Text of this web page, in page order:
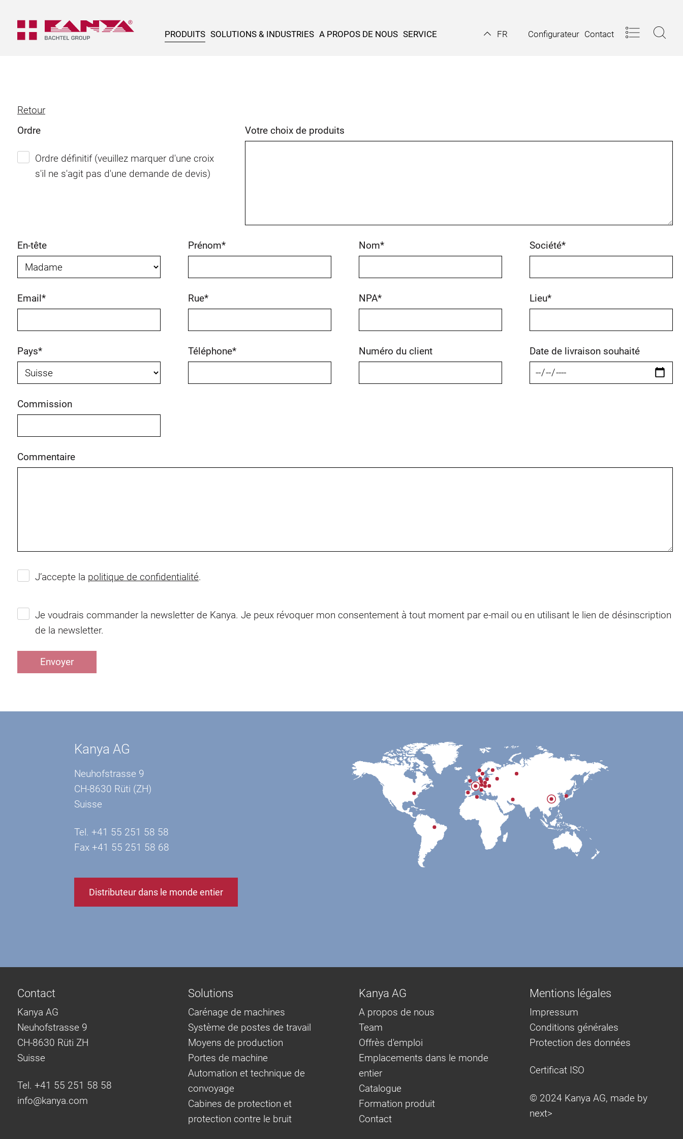
PRODUITS SOLUTIONS & INDUSTRIES A PROPOS DE NOUS SERVICE FR Configurateur Contact
Retour
Ordre
Ordre définitif (veuillez marquer d'une croix
s'il ne s'agit pas d'une demande de devis)
Votre choix de produits
En-tête Prénom* Nom* Société*
Email* Rue* NPA* Lieu*
Pays* Téléphone* Numéro du client Date de livraison souhaité
Commission
Commentaire
J’accepte la politique de confidentialité.
Je voudrais commander la newsletter de Kanya. Je peux révoquer mon consentement à tout moment par e-mail ou en utilisant le lien de désinscription
de la newsletter.
Kanya AG
Neuhofstrasse 9
CH-8630 Rüti (ZH)
Suisse
Tel. +41 55 251 58 58
Fax +41 55 251 58 68
Distributeur dans le monde entier
Contact
Kanya AG
Neuhofstrasse 9
CH-8630 Rüti ZH
Suisse
Tel. +41 55 251 58 58
info@kanya.com
Solutions
Carénage de machines
Système de postes de travail
Moyens de production
Portes de machine
Automation et technique de
convoyage
Cabines de protection et
protection contre le bruit
Kanya AG
A propos de nous
Team
Offrès d'emploi
Emplacements dans le monde
entier
Catalogue
Formation produit
Contact
Mentions légales
Impressum
Conditions générales
Protection des données
Certificat ISO
© 2024 Kanya AG, made by
next>